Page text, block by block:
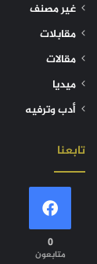
غير مصنف
مقابلات
مقالات
ميديا
أدب وترفيه
تابعنا
0
متابعون